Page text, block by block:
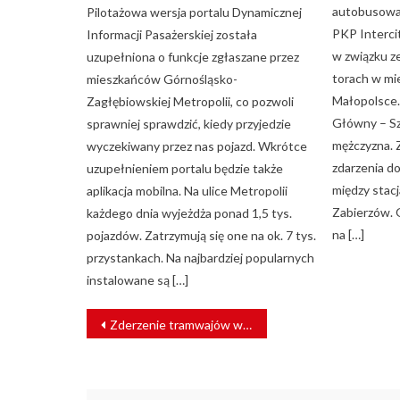
Pilotażowa wersja portalu Dynamicznej
Informacji Pasażerskiej została
uzupełniona o funkcje zgłaszane przez
mieszkańców Górnośląsko-
Zagłębiowskiej Metropolii, co pozwoli
sprawniej sprawdzić, kiedy przyjedzie
wyczekiwany przez nas pojazd. Wkrótce
uzupełnieniem portalu będzie także
aplikacja mobilna. Na ulice Metropolii
każdego dnia wyjeżdża ponad 1,5 tys.
pojazdów. Zatrzymują się one na ok. 7 tys.
przystankach. Na najbardziej popularnych
instalowane są […]
PKP
w związku
torach w
Główny –
mężczyzna.
zdarzenia
między
Zabierzów.
na […]
NAWIGACJA
WPISU
Zderzenie tramwajów w Łodzi. Wiele osób rannych